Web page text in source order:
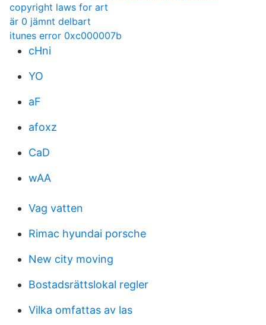
copyright laws for art
är 0 jämnt delbart
itunes error 0xc000007b
cHni
YO
aF
afoxz
CaD
wAA
Vag vatten
Rimac hyundai porsche
New city moving
Bostadsrättslokal regler
Vilka omfattas av las